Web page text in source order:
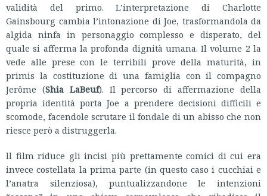
validità del primo. L’interpretazione di Charlotte
Gainsbourg cambia l’intonazione di Joe, trasformandola da
algida ninfa in personaggio complesso e disperato, del
quale si afferma la profonda dignità umana. Il volume 2 la
vede alle prese con le terribili prove della maturità, in
primis la costituzione di una famiglia con il compagno
Jerôme (Shia LaBeuf). Il percorso di affermazione della
propria identità porta Joe a prendere decisioni difficili e
scomode, facendole scrutare il fondale di un abisso che non
riesce però a distruggerla.
ll film riduce gli incisi più prettamente comici di cui era
invece costellata la prima parte (in questo caso i cucchiai e
l’anatra silenziosa), puntualizzandone le intenzioni